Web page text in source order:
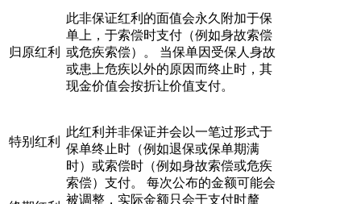
归原红利
此非保证红利的面值会永久附加于保
单上，于索偿时支付（例如身故索偿
或危疾索偿）。 当保单因受保人身故
或患上危疾以外的原因而终止时，其
现金价值会按折让价值支付。
特别红利
此红利并非保证并会以一笔过形式于
保单终止时（例如退保或保单期满
时）或索偿时（例如身故索偿或危疾
索偿）支付。 每次公布的金额可能会
被调整，实际金额只会于支付时釐